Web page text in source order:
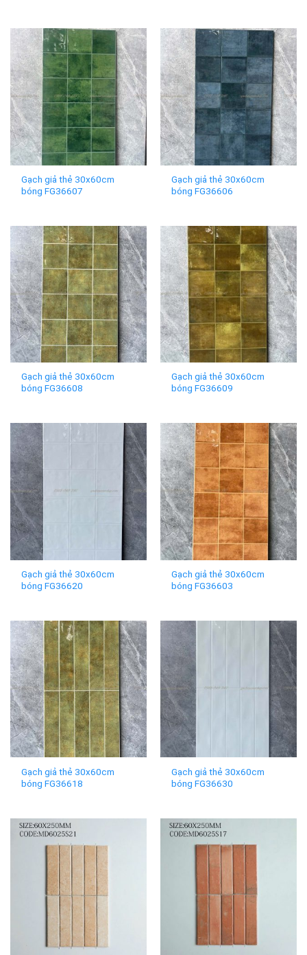
Gạch giả thẻ 30x60cm
bóng FG36607
Gạch giả thẻ 30x60cm
bóng FG36606
Gạch giả thẻ 30x60cm
bóng FG36608
Gạch giả thẻ 30x60cm
bóng FG36609
Gạch giả thẻ 30x60cm
bóng FG36620
Gạch giả thẻ 30x60cm
bóng FG36603
Gạch giả thẻ 30x60cm
bóng FG36618
Gạch giả thẻ 30x60cm
bóng FG36630